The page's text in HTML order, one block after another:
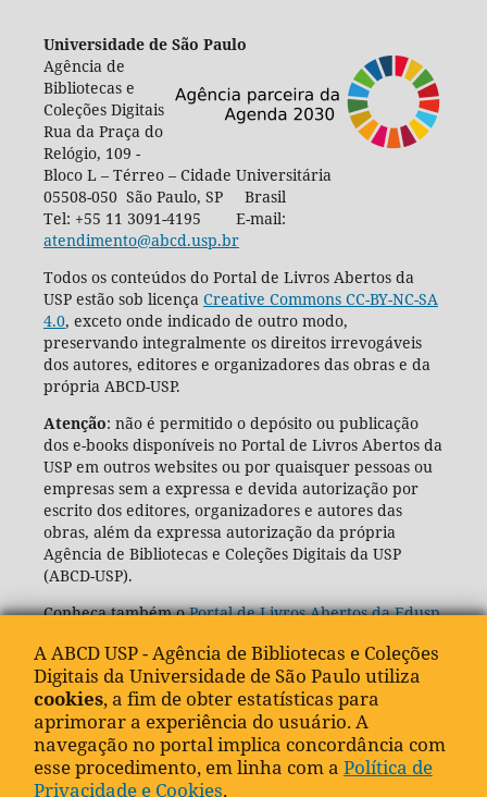
Universidade de São Paulo
Agência de
Bibliotecas e
Coleções Digitais
Rua da Praça do
Relógio, 109 -
Bloco L – Térreo – Cidade Universitária
05508-050 São Paulo, SP Brasil
Tel: +55 11 3091-4195 E-mail:
atendimento@abcd.usp.br
Todos os conteúdos do Portal de Livros Abertos da
USP estão sob licença Creative Commons CC-BY-NC-SA
4.0, exceto onde indicado de outro modo,
preservando integralmente os direitos irrevogáveis
dos autores, editores e organizadores das obras e da
própria ABCD-USP.
Atenção: não é permitido o depósito ou publicação
dos e-books disponíveis no Portal de Livros Abertos da
USP em outros websites ou por quaisquer pessoas ou
empresas sem a expressa e devida autorização por
escrito dos editores, organizadores e autores das
obras, além da expressa autorização da própria
Agência de Bibliotecas e Coleções Digitais da USP
(ABCD-USP).
Conheça também oPortal de Livros Abertos da Edusp
A ABCD USP - Agência de Bibliotecas e Coleções
Digitais da Universidade de São Paulo utiliza
cookies, a fim de obter estatísticas para
aprimorar a experiência do usuário. A
navegação no portal implica concordância com
esse procedimento, em linha com a Política de
Privacidade e Cookies.